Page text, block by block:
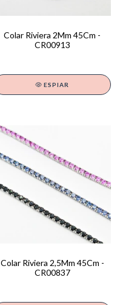
Colar Riviera 2Mm 45Cm -
CR00913
ESPIAR
Colar Riviera 2,5Mm 45Cm -
CR00837